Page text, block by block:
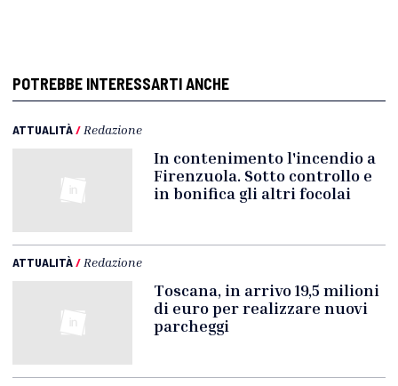
POTREBBE INTERESSARTI ANCHE
ATTUALITÀ/ Redazione
In contenimento l'incendio a
Firenzuola. Sotto controllo e
in bonifica gli altri focolai
ATTUALITÀ/ Redazione
Toscana, in arrivo 19,5 milioni
di euro per realizzare nuovi
parcheggi